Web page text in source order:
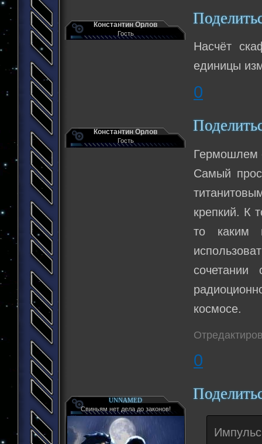
Константин Орлов
Гость
Насчёт
единицы
0
Константин Орлов
Гость
Гермошлем
Самый
крепкий. К
то каким
сочетании
космосе.
0
UNNAMED
Свиньям нет дела до законов!